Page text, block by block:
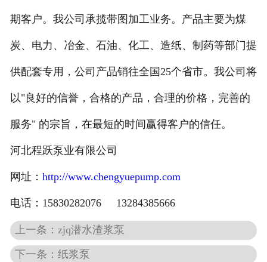
期客户。我公司承揽带图加工业务。产品主要为煤
炭、电力、冶金、石油、化工、造纸、制药等部门提
供配套专用，公司产品销往全国25个省市。我公司将
以"良好的信誉，合格的产品，合理的价格，完善的
服务" 的宗旨，在最短的时间赢得客户的信任。
河北程跃泵业有限公司
网址： http://www.chengyuepump.com
电话：15830282076 13284385666
上一条：zjq潜水渣浆泵
下一条：纸浆泵